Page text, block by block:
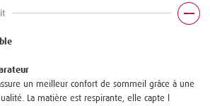
un meilleur confort de sommeil grâce à une
La matière est respirante, elle capte l